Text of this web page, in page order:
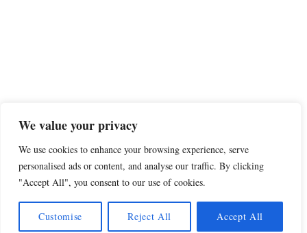
We value your privacy
We use cookies to enhance your browsing experience, serve
personalised ads or content, and analyse our traffic. By clicking
"Accept All", you consent to our use of cookies.
Customise Reject All Accept All